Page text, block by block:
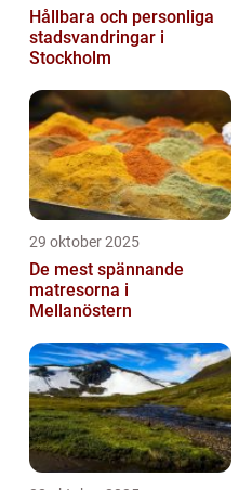
Hållbara och personliga
stadsvandringar i
Stockholm
29 oktober 2025
De mest spännande
matresorna i
Mellanöstern